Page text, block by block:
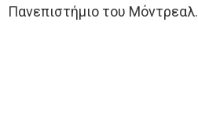
Πανεπιστήμιο του Μόντρεαλ.